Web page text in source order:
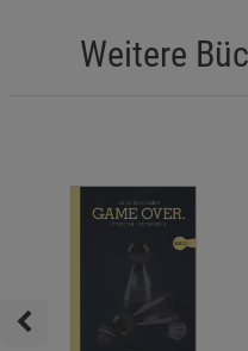
Weitere